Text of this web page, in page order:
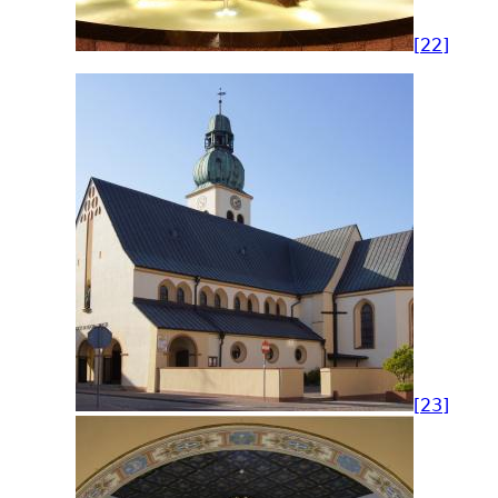
[22]
[23]